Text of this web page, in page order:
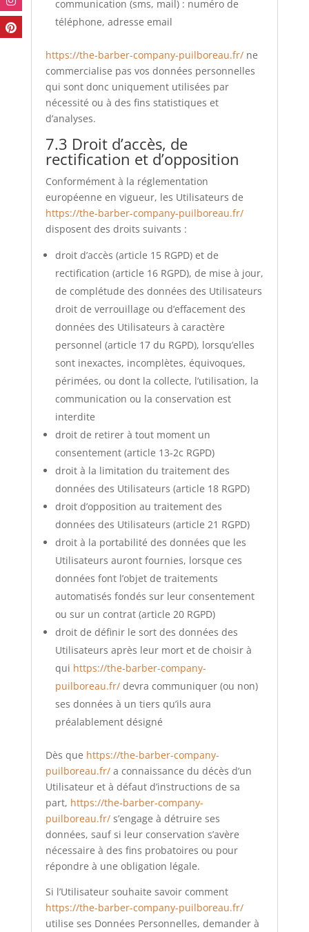
communication (sms, mail) : numéro de
téléphone, adresse email
https://the-barber-company-puilboreau.fr/ne
commercialise pas vos données personnelles
qui sont donc uniquement utilisées par
nécessité ou à des fins statistiques et
d’analyses.
7.3 Droit d’accès, de
rectification et d’opposition
Conformément à la réglementation
européenne en vigueur, les Utilisateurs de
https://the-barber-company-puilboreau.fr/
disposent des droits suivants :
droit d’accès (article 15 RGPD) et de
rectification (article 16 RGPD), de mise à jour,
de complétude des données des Utilisateurs
droit de verrouillage ou d’effacement des
données des Utilisateurs à caractère
personnel (article 17 du RGPD), lorsqu’elles
sont inexactes, incomplètes, équivoques,
périmées, ou dont la collecte, l’utilisation, la
communication ou la conservation est
interdite
droit de retirer à tout moment un
consentement (article 13-2c RGPD)
droit à la limitation du traitement des
données des Utilisateurs (article 18 RGPD)
droit d’opposition au traitement des
données des Utilisateurs (article 21 RGPD)
droit à la portabilité des données que les
Utilisateurs auront fournies, lorsque ces
données font l’objet de traitements
automatisés fondés sur leur consentement
ou sur un contrat (article 20 RGPD)
droit de définir le sort des données des
Utilisateurs après leur mort et de choisir à
qui https://the-barber-company-
puilboreau.fr/devra communiquer (ou non)
ses données à un tiers qu’ils aura
préalablement désigné
Dès que https://the-barber-company-
puilboreau.fr/a connaissance du décès d’un
Utilisateur et à défaut d’instructions de sa
part, https://the-barber-company-
puilboreau.fr/s’engage à détruire ses
données, sauf si leur conservation s’avère
nécessaire à des fins probatoires ou pour
répondre à une obligation légale.
Si l’Utilisateur souhaite savoir comment
https://the-barber-company-puilboreau.fr/
utilise ses Données Personnelles, demander à